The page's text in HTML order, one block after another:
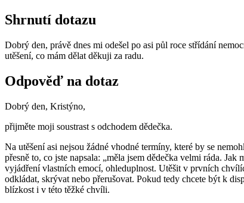
Shrnutí dotazu
Dobrý den, právě dnes mi odešel po asi půl roce střídání
utěšení, co mám dělat děkuji za radu.
Odpověď na dotaz
Dobrý den, Kristýno,
přijměte moji soustrast s odchodem dědečka.
Na utěšení asi nejsou žádné vhodné termíny, které by se
přesně to, co jste napsala: „měla jsem dědečka velmi ráda.
vyjádření vlastních emocí, ohleduplnost. Utěšit v prvních
odkládat, skrývat nebo přerušovat. Pokud tedy chcete být k
blízkost i v této těžké chvíli.